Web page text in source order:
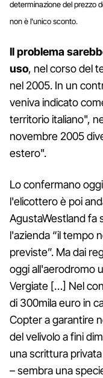
determinazione del prezzo
non è l'unico sconto.
Il problema
uso, nel corso del
nel 2005. In un
veniva indicato
territorio italiano",
novembre 2005
estero".
Lo confermano
l'elicottero è poi
AgustaWestland fa
l'azienda “il tempo
previste”. Ma dai
oggi all'aerodromo
Vergiate […] Nel
di 300mila euro in
Copter a garantire
del velivolo a fini
una scrittura
– sembra una